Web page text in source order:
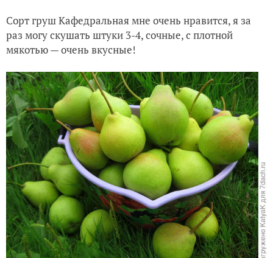
Сорт грушКафедральная мне очень нравится, я за
раз могу скушать штуки 3-4, сочные, с плотной
мякотью — очень вкусные!